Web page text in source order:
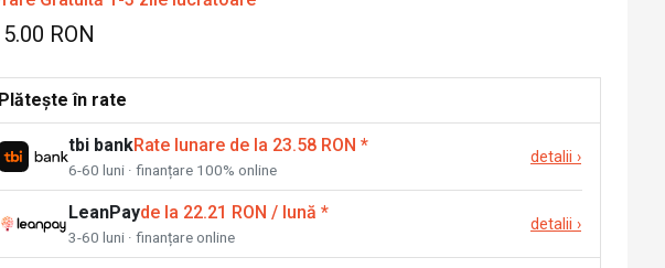
RON
Plătește în rate
tbi bankRate lunare de la 23.58 RON *
6-60 luni · finanțare 100% online
detalii ›
LeanPayde la 22.21 RON / lună *
3-60 luni · finanțare online
detalii ›